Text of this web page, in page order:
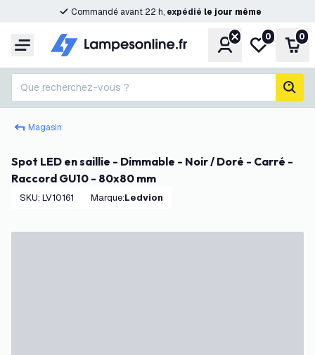
Commandé avant 22 h, expédié le jour même
Menu CompteMa liste de
0 0
Que recherchez-vous ?
Magasin
Spot LED en saillie - Dimmable - Noir / Doré - Carré -
Raccord GU10 - 80x80 mm
SKU: LV10161 Marque: Ledvion